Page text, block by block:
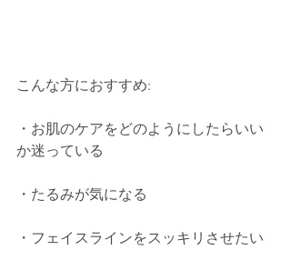
こんな方におすすめ:
・お肌のケアをどのようにしたらいい
か迷っている
・たるみが気になる
・フェイスラインをスッキリさせたい